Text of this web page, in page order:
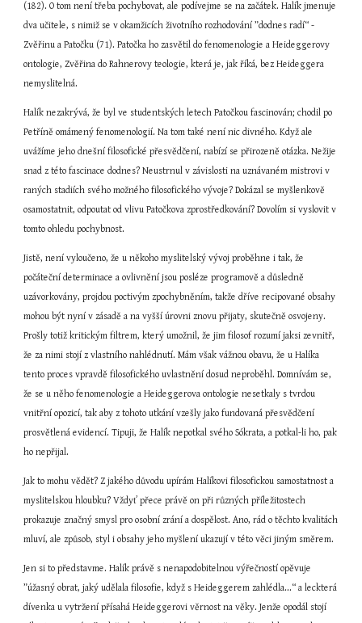
(182). O tom není třeba pochybovat, ale podívejme se na začátek. Halík jmenuje
dva učitele, s nimiž se v okamžicích životního rozhodování ”dodnes radí“ -
Zvěřinu a Patočku (71). Patočka ho zasvětil do fenomenologie a Heideggerovy
ontologie, Zvěřina do Rahnerovy teologie, která je, jak říká, bez Heideggera
nemyslitelná.
Halík nezakrývá, že byl ve studentských letech Patočkou fascinován; chodil po
Petříně omámený fenomenologií. Na tom také není nic divného. Když ale
uvážíme jeho dnešní filosofické přesvědčení, nabízí se přirozeně otázka. Nežije
snad z této fascinace dodnes? Neustrnul v závislosti na uznávaném mistrovi v
raných stadiích svého možného filosofického vývoje? Dokázal se myšlenkově
osamostatnit, odpoutat od vlivu Patočkova zprostředkování? Dovolím si vyslovit v
tomto ohledu pochybnost.
Jistě, není vyloučeno, že u někoho myslitelský vývoj proběhne i tak, že
počáteční determinace a ovlivnění jsou posléze programově a důsledně
uzávorkovány, projdou poctivým zpochybněním, takže dříve recipované obsahy
mohou být nyní v zásadě a na vyšší úrovni znovu přijaty, skutečně osvojeny.
Prošly totiž kritickým filtrem, který umožnil, že jim filosof rozumí jaksi zevnitř,
že za nimi stojí z vlastního nahlédnutí. Mám však vážnou obavu, že u Halíka
tento proces vpravdě filosofického uvlastnění dosud neproběhl. Domnívám se,
že se u něho fenomenologie a Heideggerova ontologie nesetkaly s tvrdou
vnitřní opozicí, tak aby z tohoto utkání vzešly jako fundovaná přesvědčení
prosvětlená evidencí. Tipuji, že Halík nepotkal svého Sókrata, a potkal-li ho, pak
ho nepřijal.
Jak to mohu vědět? Z jakého důvodu upírám Halíkovi filosofickou samostatnost a
myslitelskou hloubku? Vždyť přece právě on při různých příležitostech
prokazuje značný smysl pro osobní zrání a dospělost. Ano, rád o těchto kvalitách
mluví, ale způsob, styl i obsahy jeho myšlení ukazují v této věci jiným směrem.
Jen si to představme. Halík právě s nenapodobitelnou výřečností opěvuje
”úžasný obrat, jaký udělala filosofie, když s Heideggerem zahlédla...“ a leckterá
dívenka u vytržení přísahá Heideggerovi věrnost na věky. Jenže opodál stojí